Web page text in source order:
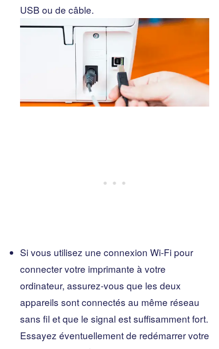
USB ou de câble.
Si vous utilisez une connexion Wi-Fi pour
connecter votre imprimante à votre
ordinateur, assurez-vous que les deux
appareils sont connectés au même réseau
sans fil et que le signal est suffisamment fort.
Essayez éventuellement de redémarrer votre